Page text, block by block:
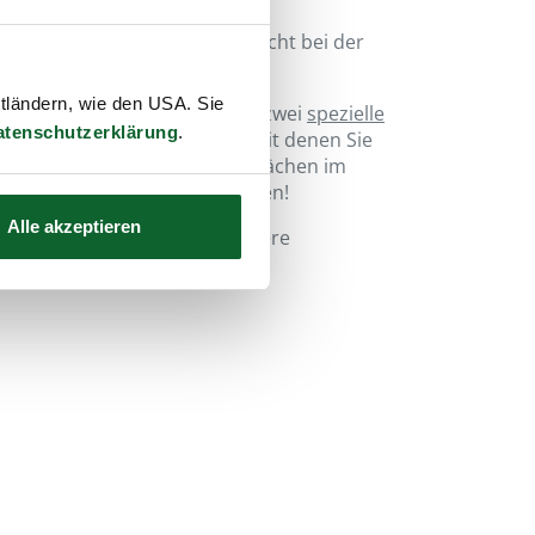
wie den USA. Sie
.
Alle akzeptieren
die strenge Philosophie nicht bei der
Verschmutzung wurden zwei spezielle
entwickelt, mit denen Sie
und wischfesten Oberflächen im
Kleidung reinigen können!
aber um so praktischere